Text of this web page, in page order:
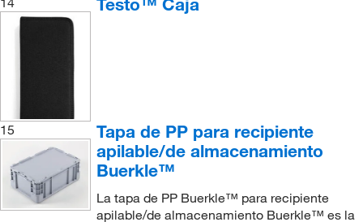
15
Tapa de PP para recipiente
apilable/de almacenamiento
Buerkle™
La tapa de PP Buerkle™ para recipiente
apilable/de almacenamiento Buerkle™ es la